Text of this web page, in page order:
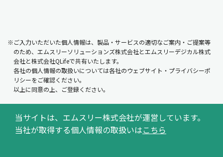
※ご入力いただいた個人情報は、製品・サービスの適切なご案内・ご提案等
のため、エムスリーソリューションズ株式会社とエムスリーデジカル株式
会社と株式会社QLifeで共有いたします。
各社の個人情報の取扱いについては各社のウェブサイト・プライバシーポ
リシーをご確認ください。
以上に同意の上、ご登録ください。
当サイトは、エムスリー株式会社が運営しています。
当社が取得する個人情報の取扱いはこちら